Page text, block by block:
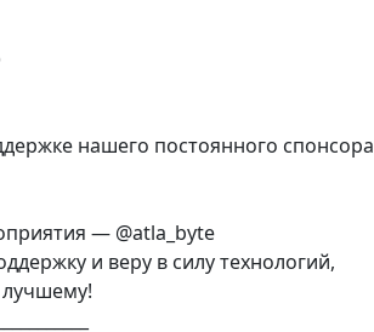
нашего постоянного спонсора
— @atla_byte
и веру в силу технологий,